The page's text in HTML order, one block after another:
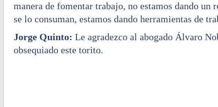
manera de fomentar trabajo, no estamos dando un
se lo consuman, estamos dando herramientas de
Jorge Quinto: Le agradezco al abogado Álvaro
obsequiado este torito.